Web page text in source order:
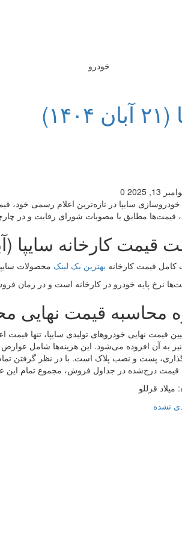
خودرو
13, 2025
0
سایپا در تازه‌ترین اعلام رسمی خود،
قیمت‌ها مطابق با مصوبات شورای رقابت و در
قیمت کارخانه سایپا (آبان
قیمت کارخانه بهترین بک لینک محصولات سایپا برای
نرخ پایه خودرو در کارخانه است و در زمان
محاسبه قیمت نهایی
قیمت نهایی خودروهای تولیدی سایپا، تنها
نیز به آن افزوده می‌شود. این هزینه‌ها شامل
پست و نصب پلاک است. با در نظر گرفتن
قیمت درج‌شده در جداول فروش، مجموع تمام این
میلاد قزللو
نشده